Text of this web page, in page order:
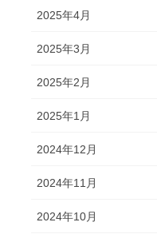
2025年4月
2025年3月
2025年2月
2025年1月
2024年12月
2024年11月
2024年10月